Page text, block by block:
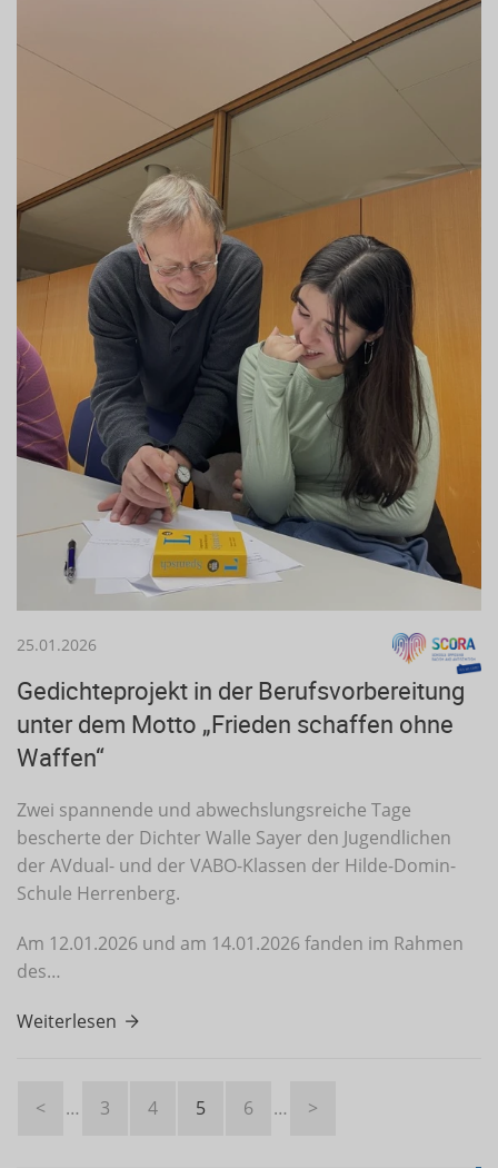
25.01.2026
Gedichteprojekt in der Berufsvorbereitung
unter dem Motto „Frieden schaffen ohne
Waffen“
Zwei spannende und abwechslungsreiche Tage
bescherte der Dichter Walle Sayer den Jugendlichen
der AVdual- und der VABO-Klassen der Hilde-Domin-
Schule Herrenberg.
Am 12.01.2026 und am 14.01.2026 fanden im Rahmen
des…
Weiterlesen
< … 3 4 5 6 … >